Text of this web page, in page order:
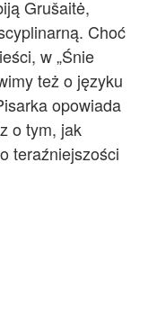
Grušaitė,
Choć
w „Śnie
też o języku
opowiada
o tym, jak
teraźniejszości